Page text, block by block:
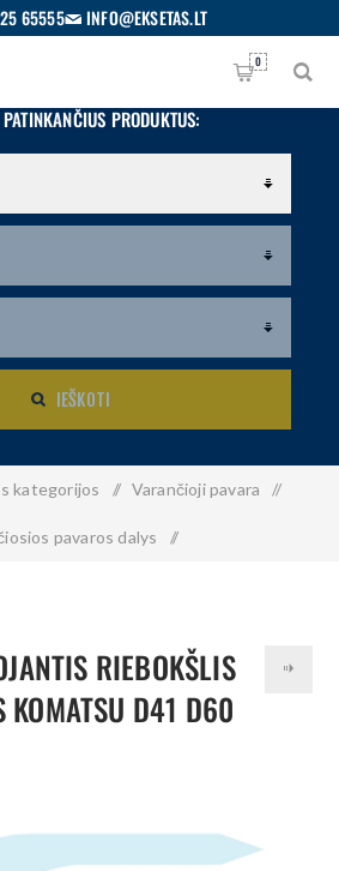
65555 INFO@EKSETAS.LT
0
PRODUKTUS:
IEŠKOTI
kategorijos / Varančioji pavara /
pavaros dalys /
RIEBOKŠLIS
KOMATSU D41 D60